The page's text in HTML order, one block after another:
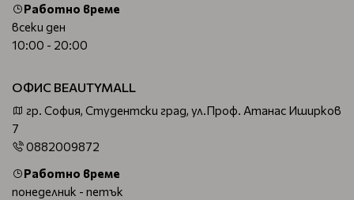
Работно време
всеки ден
10:00 - 20:00
ОФИС BEAUTYMALL
гр. София, Студентски град, ул.Проф. Атанас Иширков
7
0882009872
Работно време
понеделник - петък